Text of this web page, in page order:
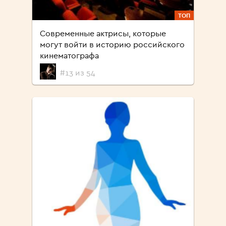
ТОП
Современные актрисы, которые
могут войти в историю российского
кинематографа
#13 из 54